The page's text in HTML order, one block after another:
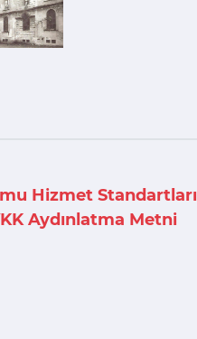
Hizmet Standartları
Aydınlatma Metni